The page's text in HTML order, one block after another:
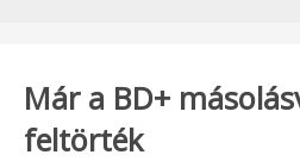
Már a BD+
feltörték